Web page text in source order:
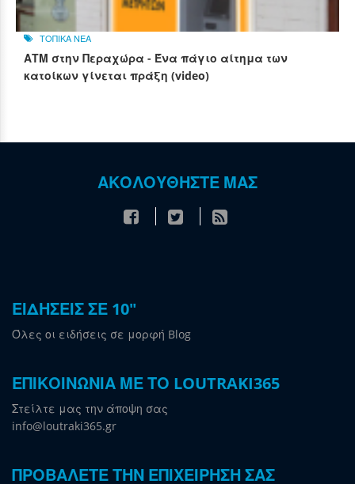
ΤΟΠΙΚΑ ΝΕΑ
ΑΤΜ στην Περαχώρα - Ένα πάγιο αίτημα των
κατοίκων γίνεται πράξη (video)
ΑΚΟΛΟΥΘΗΣΤΕ ΜΑΣ
ΕΙΔΗΣΕΙΣ ΣΕ 10"
Όλες οι ειδήσεις σε μορφή Blog
ΕΠΙΚΟΙΝΩΝΙΑ ΜΕ ΤΟ LOUTRAKI365
Στείλτε μας την άποψη σας
info@loutraki365.gr
ΠΡΟΒΑΛΕΤΕ ΤΗΝ ΕΠΙΧΕΙΡΗΣΗ ΣΑΣ